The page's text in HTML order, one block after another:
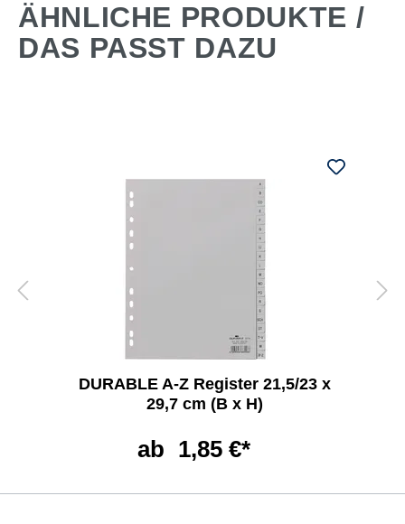
ÄHNLICHE PRODUKTE /
DAS PASST DAZU
DURABLE A-Z Register 21,5/23 x
29,7 cm (B x H)
ab 1,85 €*